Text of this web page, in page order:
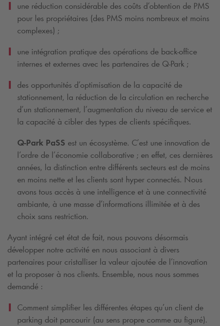
une réduction considérable des coûts d’obtention de PMS
pour les propriétaires (des PMS moins nombreux et moins
complexes) ;
une intégration pratique des opérations de back-office
internes et externes avec les partenaires de Q-Park ;
des opportunités d’optimisation de la capacité de
stationnement, la réduction de la circulation en recherche
d’un stationnement, l’augmentation du niveau de service et
la capacité à cibler des types de clients spécifiques.
Q-Park PaSS est un écosystème. C’est une innovation de
l’ordre de l’économie collaborative ; en effet, ces dernières
années, la distinction entre différents secteurs est de moins
en moins nette et les clients sont hyper connectés. Nous
avons tous accès à une intelligence et à une connectivité
ambiante, à une masse d’informations illimitée et à des
choix sans restriction.
Ayant intégré cet état de fait, nous pouvons désormais
développer notre activité en nous associant à divers
partenaires pour cristalliser la valeur ajoutée de l’innovation
et la proposer à nos clients. Ensemble, nous nous sommes
demandé :
Comment simplifier les différentes étapes qu’un client de
parking doit parcourir (au sens propre comme au figuré).